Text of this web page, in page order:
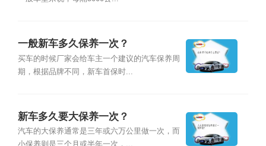
一般新车多久保养一次？
买车的时候厂家会给车主一个建议的汽车保养周
期，根据品牌不同，新车首保时...
新车多久要大保养一次？
汽车的大保养通常是三年或六万公里做一次，而